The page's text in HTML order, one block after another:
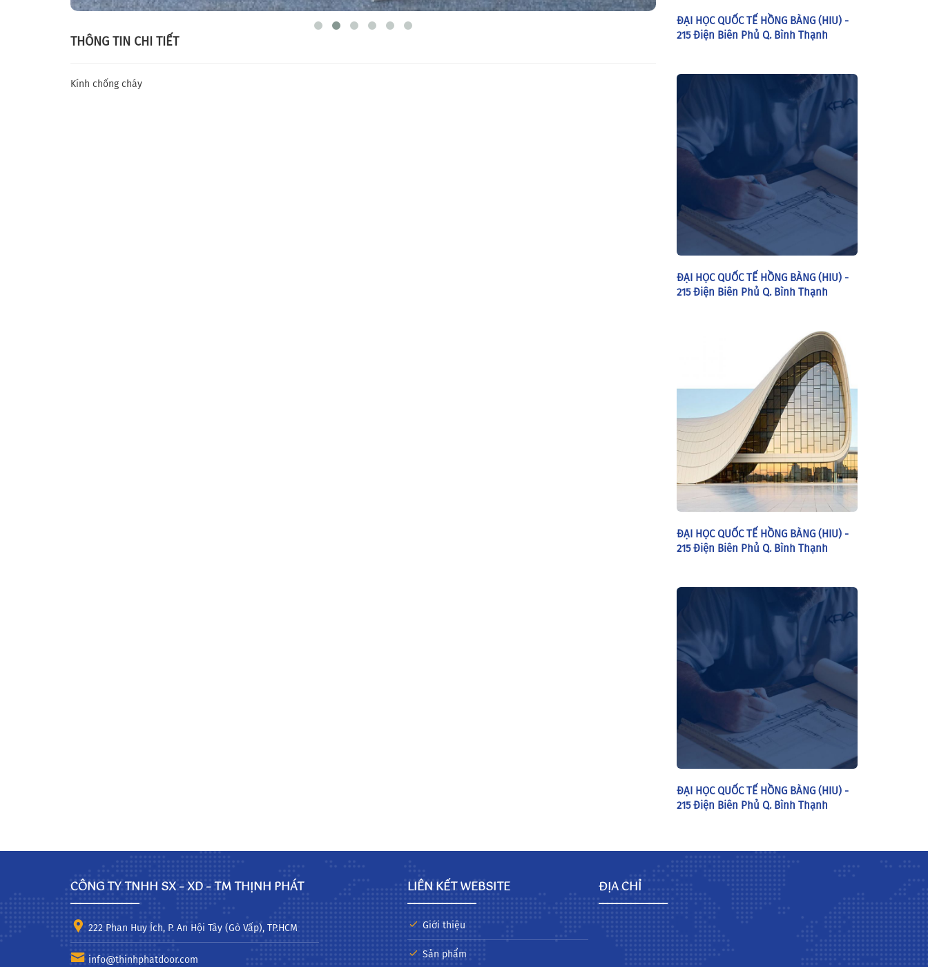
THÔNG TIN CHI TIẾT
Kính chống cháy
ĐẠI HỌC QUỐC TẾ HỒNG BÀNG (HIU) -
215 Điện Biên Phủ Q. Bình Thạnh
ĐẠI HỌC QUỐC TẾ HỒNG BÀNG (HIU) -
215 Điện Biên Phủ Q. Bình Thạnh
ĐẠI HỌC QUỐC TẾ HỒNG BÀNG (HIU) -
215 Điện Biên Phủ Q. Bình Thạnh
ĐẠI HỌC QUỐC TẾ HỒNG BÀNG (HIU) -
215 Điện Biên Phủ Q. Bình Thạnh
CÔNG TY TNHH SX – XD – TM THỊNH PHÁT
222 Phan Huy Ích, P. An Hội Tây (Gò Vấp), TP.HCM
info@thinhphatdoor.com
LIÊN KẾT WEBSITE
Giới thiệu
Sản phẩm
ĐỊA CHỈ